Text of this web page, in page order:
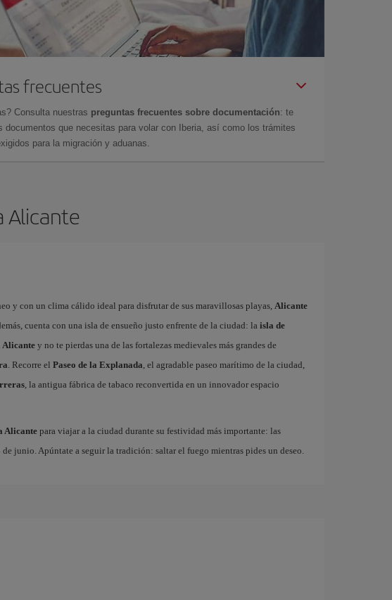
frecuentes
Consulta nuestras preguntas frecuentes sobre documentación: te
documentos que necesitas para volar con Iberia, así como los trámites
para la migración y aduanas.
Alicante
y con un clima cálido ideal para disfrutar de sus maravillosas playas, Alicante
cuenta con una isla de ensueño justo enfrente de la ciudad: laisla de
Alicantey no te pierdas una de las fortalezas medievales más grandes de
. Recorre el Paseo de la Explanada, el agradable paseo marítimo de la ciudad,
, la antigua fábrica de tabaco reconvertida en un innovador espacio
Alicantepara viajar a la ciudad durante su festividad más importante: las
junio. Apúntate a seguir la tradición: saltar el fuego mientras pides un deseo.